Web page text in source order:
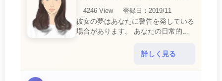
4246 View
登録日：2019/11
彼女の夢はあなたに警告を発している
場合があります。 あなたの日常的な
詳しく見る